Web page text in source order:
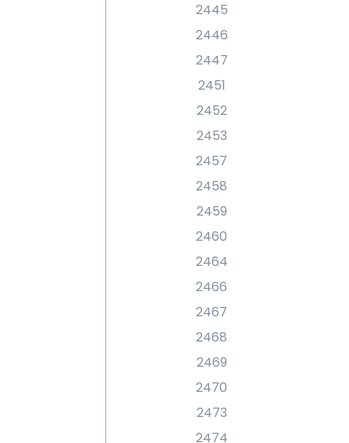
2445
2446
2447
2451
2452
2453
2457
2458
2459
2460
2464
2466
2467
2468
2469
2470
2473
2474